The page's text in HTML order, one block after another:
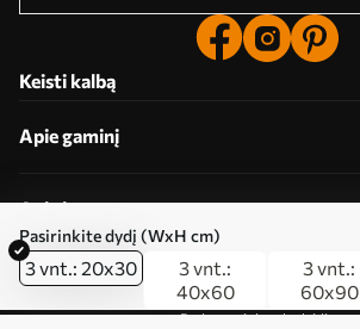
Pasirinkite dydį (WxH cm)
3 vnt.: 20x30
3 vnt.:
40x60
3 vnt.:
60x90
Keisti kalbą
Apie gaminį
Apie įmonę
Redaguoti slapukų leidimus